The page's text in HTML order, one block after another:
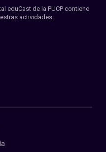
eduCast de la PUCP contiene
actividades.